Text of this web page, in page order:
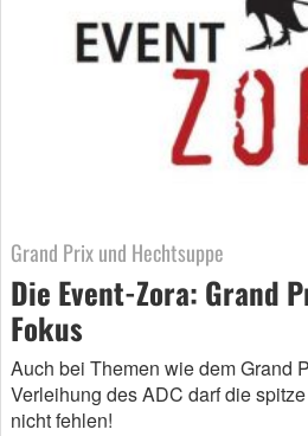
Grand Prix und Hechtsuppe
Die Event-Zora: Grand
Fokus
Auch bei Themen wie dem Grand
Verleihung des ADC darf die
nicht fehlen!